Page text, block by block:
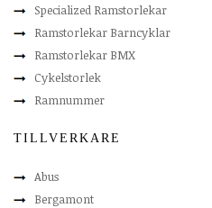
Specialized Ramstorlekar
Ramstorlekar Barncyklar
Ramstorlekar BMX
Cykelstorlek
Ramnummer
TILLVERKARE
Abus
Bergamont